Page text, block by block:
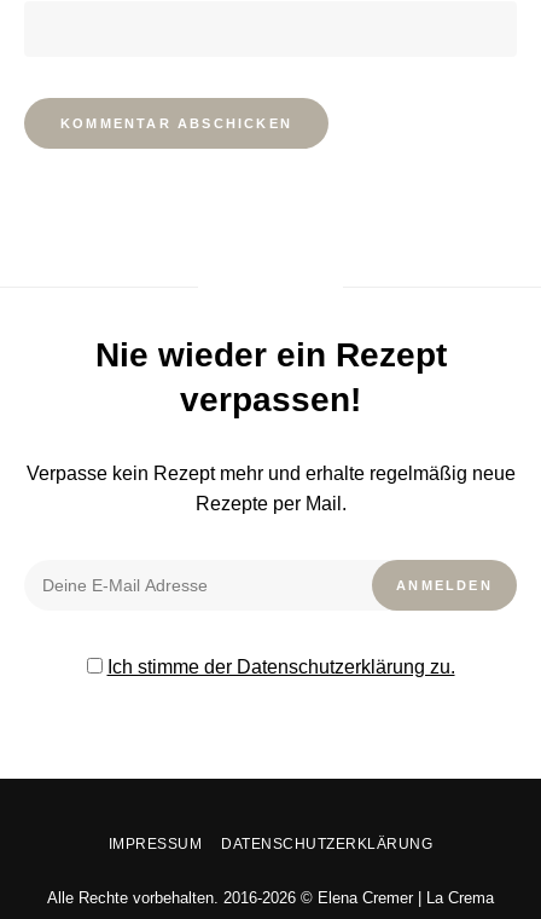
Nie wieder ein Rezept
verpassen!
Verpasse kein Rezept mehr und erhalte regelmäßig neue
Rezepte per Mail.
Ich stimme der Datenschutzerklärung zu.
IMPRESSUM DATENSCHUTZERKLÄRUNG
Alle Rechte vorbehalten. 2016-2026 © Elena Cremer | La Crema